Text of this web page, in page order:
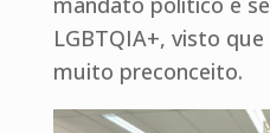
LGBTQIA+, visto
muito preconceito.